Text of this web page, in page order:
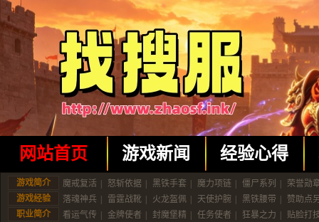
网站首页 游戏新闻 经验心得
游戏简介 魔戒复活 怒斩依据 黑铁手套 魔力项链 僵尸系列
荣誉勋
游戏经验
落魂神兵 雷霆战靴 火龙盔佩 天使护腕 黑铁腰带
赞助点
职业简介
看运气传 金牌使者 封魔堡精 任务使者 狂暴之力 贴脸打